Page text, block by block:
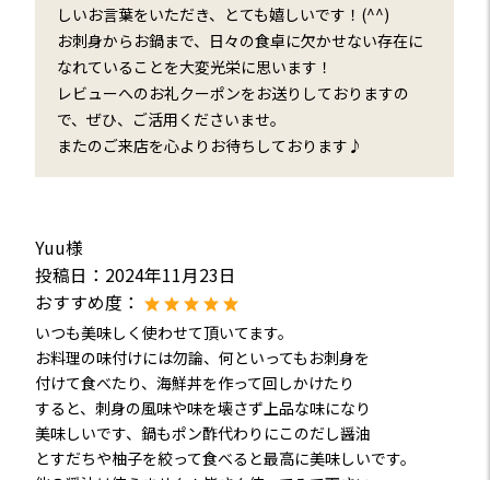
しいお言葉をいただき、とても嬉しいです！(^^)
お刺身からお鍋まで、日々の食卓に欠かせない存在に
なれていることを大変光栄に思います！
レビューへのお礼クーポンをお送りしておりますの
で、ぜひ、ご活用くださいませ。
またのご来店を心よりお待ちしております♪
Yuu様
投稿日： 2024年11月23日
おすすめ度：
いつも美味しく使わせて頂いてます。
お料理の味付けには勿論、何といってもお刺身を
付けて食べたり、海鮮丼を作って回しかけたり
すると、刺身の風味や味を壊さず上品な味になり
美味しいです、鍋もポン酢代わりにこのだし醤油
とすだちや柚子を絞って食べると最高に美味しいです。